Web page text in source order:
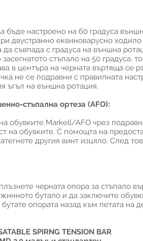
настроено на 60 градуса
двустранно еквиноварусно
съвпада с градуса на външна
стъпало на 50 градуса,
в центъра на черната въртяща се
не се подравни с правилната
ъгъл на външна ротация.
стъпална ортеза (AFO):
обувките Markell/AFO чрез
на обувките. С помощта на
другия винт изцяло. След
черната опора за стъпало
бутало и да заключите
опората назад към петата на
SPIRNG TENSION BAR